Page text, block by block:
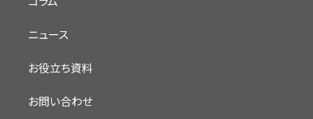
ニュース
お役立ち資料
お問い合わせ